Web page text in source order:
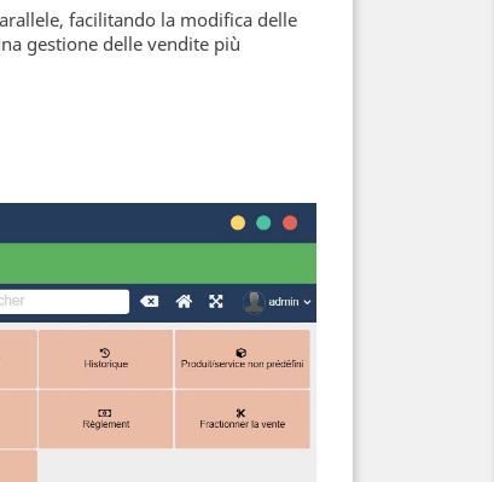
facilitando la modifica delle
gestione delle vendite più